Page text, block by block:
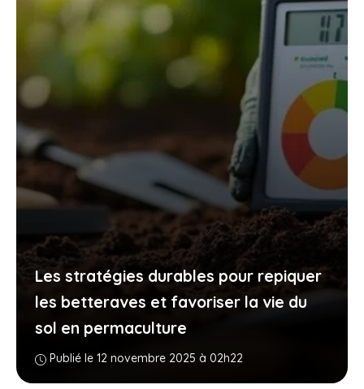
Les stratégies durables pour repiquer
les betteraves et favoriser la vie du
sol en permaculture
Publié le 12 novembre 2025 à 02h22